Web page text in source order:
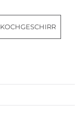
KOCHGESCHIRR